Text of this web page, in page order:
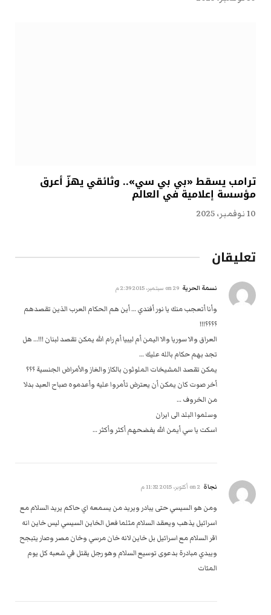
ترامب يسقط «بي بي سي».. وثائقي يهزّ أعرق
مؤسسة إعلامية في العالم
10 نوفمبر، 2025
تعليقان
نسمة الحرية 29 سبتمبر، 2015 2:39 م
وأنا أتعجب منك يا نور أفندي … أين هم الحكام العرب الذين تقصدهم
؟؟؟؟!!!
العراق والا سوريا والا اليمن أم ليبيا أم رام الله يمكن تقصد لبنان !!!… هل
تجد بهم حكام بالله عليك …
يمكن تقصد المشيخات الملوثون بالكاز والغاز والأمراض الجنسية ؟؟؟
أخر صوت كان يمكن أن يعترض تأمروا عليه وأعدموه صباح العيد بدلا
من الخروف …
وسلموا البلد الى ايران
اسكت يا سي أيمن الله يفضحهم أكثر وأكثر …
نجاة 2 أكتوبر، 2015 11:32 م
ومن هو السيسي حتى يبادر ويريد من يسمعه اي حاكم يريد السلام مع
اسرائيل يذهب ويعقد السلام مثلما فعل الخاين السيسي ليس خاين انه
اقر السلام مع اسرائيل بل خاين لانه خان مرسي وخان مصر وصار يتبجح
ويبدي مبادرة بدعوى توسيع السلام وهو رجل يقتل في شعبه كل يوم
المئات